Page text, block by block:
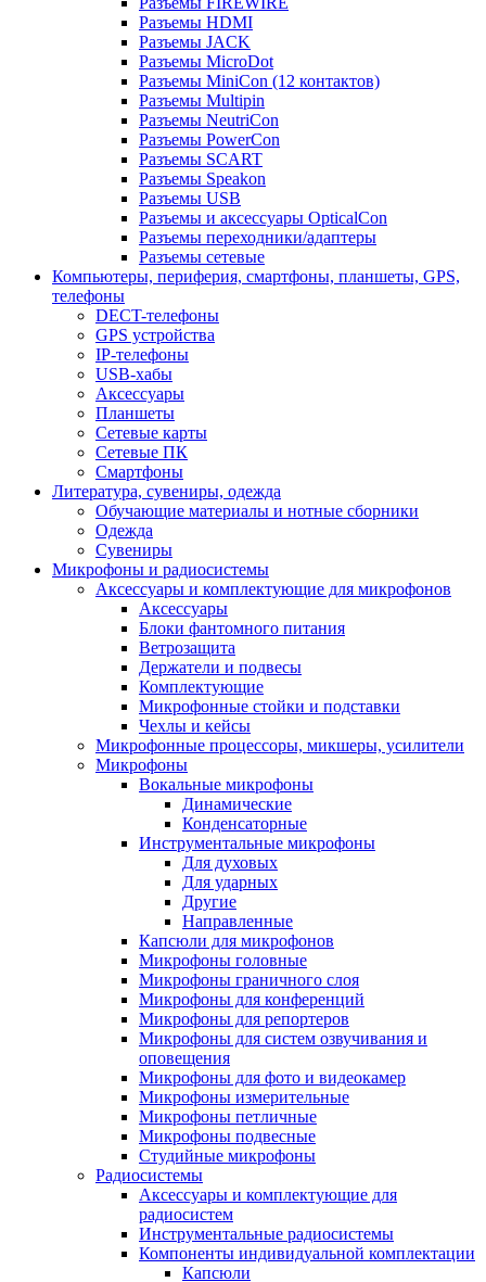
Разъемы HDMI
Разъемы JACK
Разъемы MicroDot
Разъемы MiniCon (12 контактов)
Разъемы Multipin
Разъемы NeutriCon
Разъемы PowerCon
Разъемы SCART
Разъемы Speakon
Разъемы USB
Разъемы и аксессуары OpticalCon
Разъемы переходники/адаптеры
Разъемы сетевые
Компьютеры, периферия, смартфоны, планшеты, GPS,
телефоны
DECT-телефоны
GPS устройства
IP-телефоны
USB-хабы
Аксессуары
Планшеты
Сетевые карты
Сетевые ПК
Смартфоны
Литература, сувениры, одежда
Обучающие материалы и нотные сборники
Одежда
Сувениры
Микрофоны и радиосистемы
Аксессуары и комплектующие для микрофонов
Аксессуары
Блоки фантомного питания
Ветрозащита
Держатели и подвесы
Комплектующие
Микрофонные стойки и подставки
Чехлы и кейсы
Микрофонные процессоры, микшеры, усилители
Микрофоны
Вокальные микрофоны
Динамические
Конденсаторные
Инструментальные микрофоны
Для духовых
Для ударных
Другие
Направленные
Капсюли для микрофонов
Микрофоны головные
Микрофоны граничного слоя
Микрофоны для конференций
Микрофоны для репортеров
Микрофоны для систем озвучивания и
оповещения
Микрофоны для фото и видеокамер
Микрофоны измерительные
Микрофоны петличные
Микрофоны подвесные
Студийные микрофоны
Радиосистемы
Аксессуары и комплектующие для
радиосистем
Инструментальные радиосистемы
Компоненты индивидуальной комплектации
Капсюли